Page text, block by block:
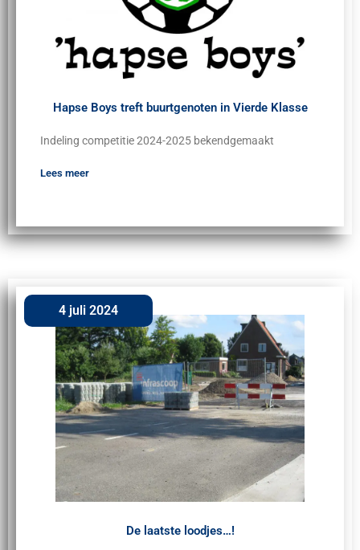
Hapse Boys treft buurtgenoten in Vierde Klasse
Indeling competitie 2024-2025 bekendgemaakt
Lees meer
4 juli 2024
De laatste loodjes…!